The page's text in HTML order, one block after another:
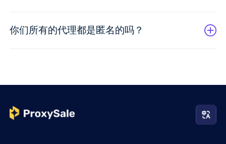
你们所有的代理都是匿名的吗？